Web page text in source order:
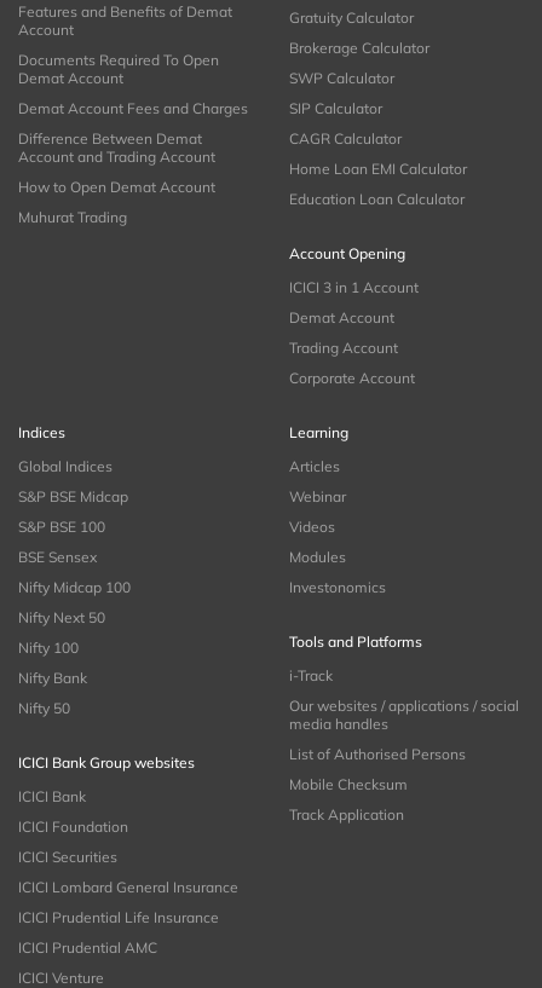
Features and Benefits of Demat
Account
Documents Required To Open
Demat Account
Demat Account Fees and Charges
Difference Between Demat
Account and Trading Account
How to Open Demat Account
Muhurat Trading
Gratuity Calculator
Brokerage Calculator
SWP Calculator
SIP Calculator
CAGR Calculator
Home Loan EMI Calculator
Education Loan Calculator
Account Opening
ICICI 3 in 1 Account
Demat Account
Trading Account
Corporate Account
Indices
Global Indices
S&P BSE Midcap
S&P BSE 100
BSE Sensex
Nifty Midcap 100
Nifty Next 50
Nifty 100
Nifty Bank
Nifty 50
ICICI Bank Group websites
ICICI Bank
ICICI Foundation
ICICI Securities
ICICI Lombard General Insurance
ICICI Prudential Life Insurance
ICICI Prudential AMC
ICICI Venture
Learning
Articles
Webinar
Videos
Modules
Investonomics
Tools and Platforms
i-Track
Our websites / applications / social
media handles
List of Authorised Persons
Mobile Checksum
Track Application